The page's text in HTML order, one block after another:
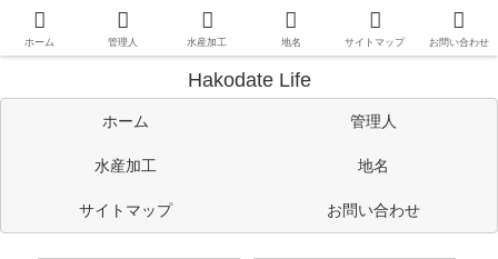
ています。
Hakodate Life
ホーム 管理人
水産加工 地名
サイトマップ お問い合わせ
ホーム 管理人 水産加工 地名 サイトマップ お問い合わせ